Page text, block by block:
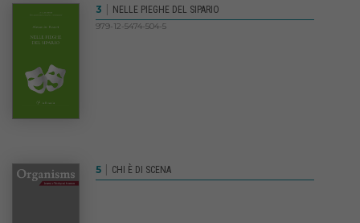
3 | NELLE PIEGHE DEL SIPARIO
979-12-5474-504-5
5 | CHI È DI SCENA